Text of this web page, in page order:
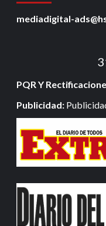
mediadigital-
PQR Y
Publicidad: